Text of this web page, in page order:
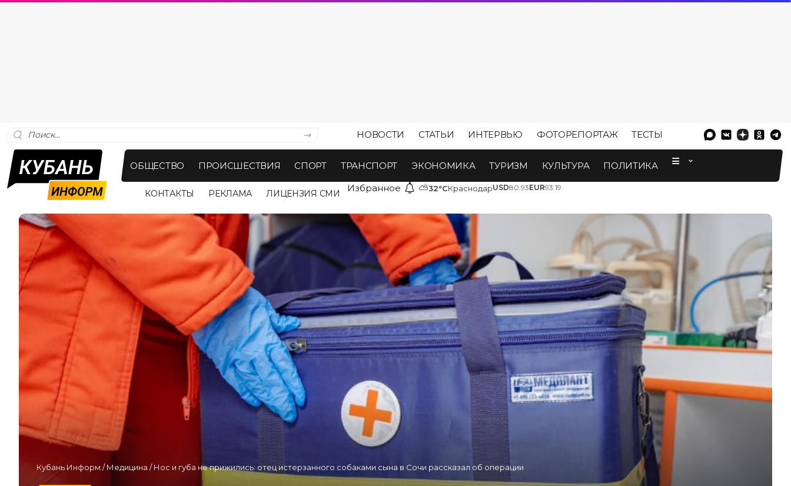
НОВОСТИ СТАТЬИ ИНТЕРВЬЮ ФОТОРЕПОРТАЖ ТЕСТЫ
ОБЩЕСТВО ПРОИСШЕСТВИЯ СПОРТ ТРАНСПОРТ ЭКОНОМИКА ТУРИЗМ КУЛЬТУРА ПОЛИТИКА
КОНТАКТЫ РЕКЛАМА ЛИЦЕНЗИЯ СМИ Избранное ⛅32°CКраснодарUSD80.93EUR93.19
Кубань Информ /Медицина /Нос и губа не прижились: отец истерзанного собаками сына в Сочи рассказал об операции